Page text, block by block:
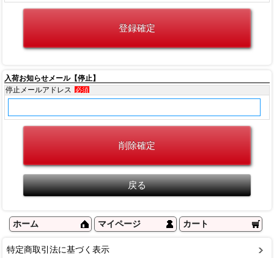
入荷お知らせメール【停止】
停止メールアドレス
必須
ホーム マイページ カート
特定商取引法に基づく表示